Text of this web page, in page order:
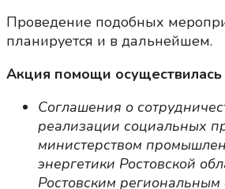
Проведение подобных
планируется и в дальнейшем.
Акция помощи осуществилась
Соглашения о
реализации социальных
министерством
энергетики Ростовской
Ростовским